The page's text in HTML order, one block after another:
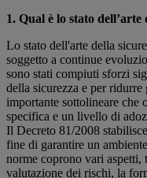
1. Qual è lo stato
Lo stato dell'arte della
soggetto a continue
sono stati compiuti sforzi
della sicurezza e per
importante sottolineare che
specifica e un livello di
Il Decreto 81/2008
fine di garantire un
norme coprono vari
valutazione dei rischi, la